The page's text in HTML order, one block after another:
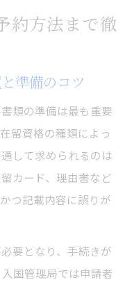
約方法まで徹
準備のコツ
類の準備は最も重要
留資格の種類によっ
して求められるのは
カード、理由書など
つ記載内容に誤りが
要となり、手続きが
国管理局では申請者